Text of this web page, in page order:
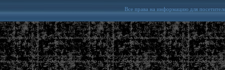
Все права на информацию для